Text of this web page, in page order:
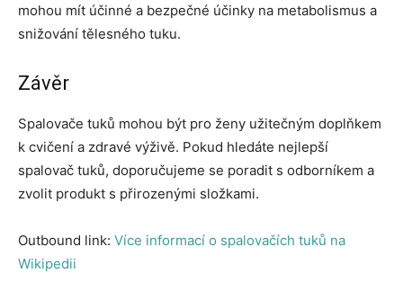
mohou mít účinné a bezpečné účinky na metabolismus a
snižování tělesného tuku.
Závěr
Spalovače tuků mohou být pro ženy užitečným doplňkem
k cvičení a zdravé výživě. Pokud hledáte nejlepší
spalovač tuků, doporučujeme se poradit s odborníkem a
zvolit produkt s přirozenými složkami.
Outbound link: Více informací o spalovačích tuků na
Wikipedii